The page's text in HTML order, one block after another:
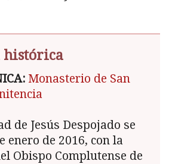
histórica
Monasterio de San
de Jesús Despojado se
enero de 2016, con la
Obispo Complutense de